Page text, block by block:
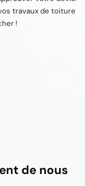
travaux de toiture
!
de nous